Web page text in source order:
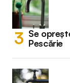
Se
Pescărie